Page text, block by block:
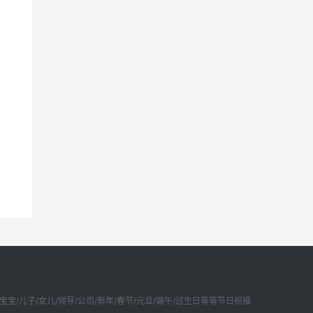
宝/儿子/女儿/领导/公司/新年/春节/元旦/端午/过生日等等节日祝福